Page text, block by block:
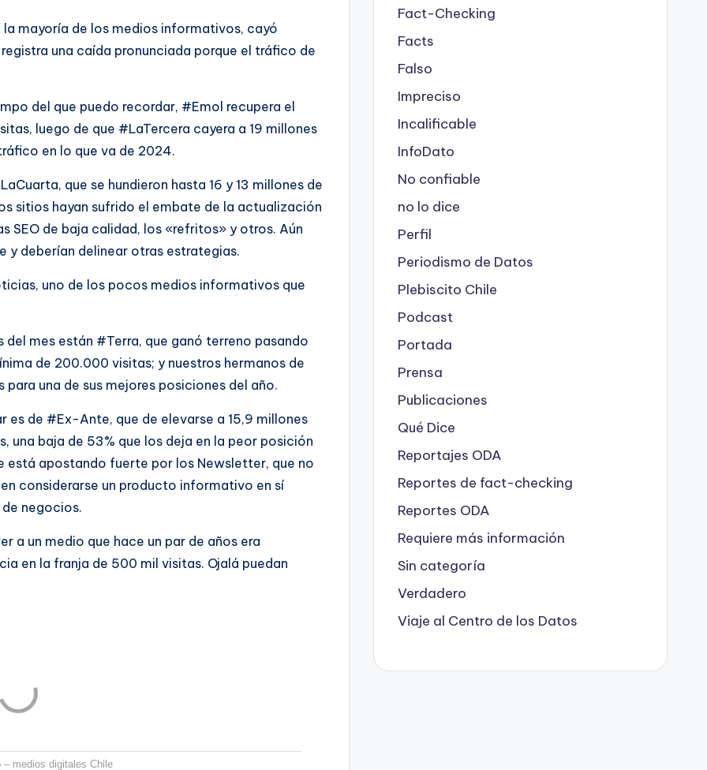
la mayoría de los medios informativos, cayó
una caída pronunciada porque el tráfico de
del que puedo recordar, #Emol recupera el
luego de que #LaTercera cayera a 19 millones
en lo que va de 2024.
que se hundieron hasta 16 y 13 millones de
sitios hayan sufrido el embate de la actualización
SEO de baja calidad, los «refritos» y otros. Aún
y deberían delinear otras estrategias.
uno de los pocos medios informativos que
mes están #Terra, que ganó terreno pasando
de 200.000 visitas; y nuestros hermanos de
una de sus mejores posiciones del año.
es de #Ex-Ante, que de elevarse a 15,9 millones
una baja de 53% que los deja en la peor posición
está apostando fuerte por los Newsletter, que no
considerarse un producto informativo en sí
negocios.
a un medio que hace un par de años era
en la franja de 500 mil visitas. Ojalá puedan
– medios digitales Chile
Fact-Checking
Facts
Falso
Impreciso
Incalificable
InfoDato
No confiable
no lo dice
Perfil
Periodismo de Datos
Plebiscito Chile
Podcast
Portada
Prensa
Publicaciones
Qué Dice
Reportajes ODA
Reportes de fact-checking
Reportes ODA
Requiere más información
Sin categoría
Verdadero
Viaje al Centro de los Datos